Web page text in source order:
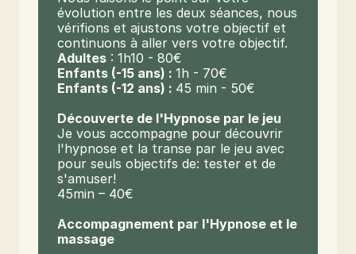
évolution entre les deux séances, nous
vérifions et ajustons votre objectif et
continuons à aller vers votre objectif.
Adultes : 1h10 - 80€
Enfants (-15 ans) : 1h - 70€
Enfants (-12 ans) : 45 min - 50€
Découverte de l'Hypnose par le jeu
Je vous accompagne pour découvrir
l'hypnose et la transe par le jeu avec
pour seuls objectifs de: tester et de
s'amuser!
45min – 40€
Accompagnement par l'Hypnose et le
massage